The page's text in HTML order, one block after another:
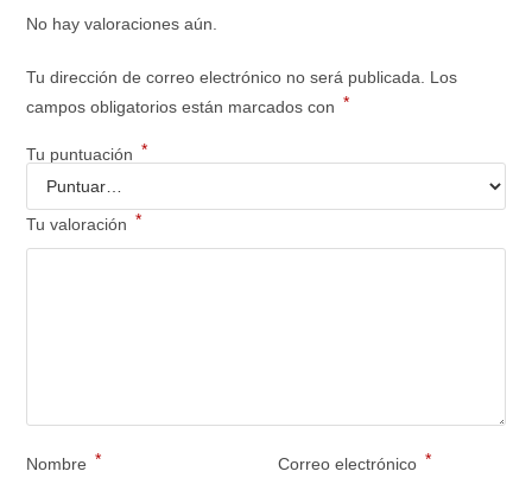
No hay valoraciones aún.
Tu dirección de correo electrónico no será publicada. Los
campos obligatorios están marcados con *
Tu puntuación *
Tu valoración *
Nombre * Correo electrónico *